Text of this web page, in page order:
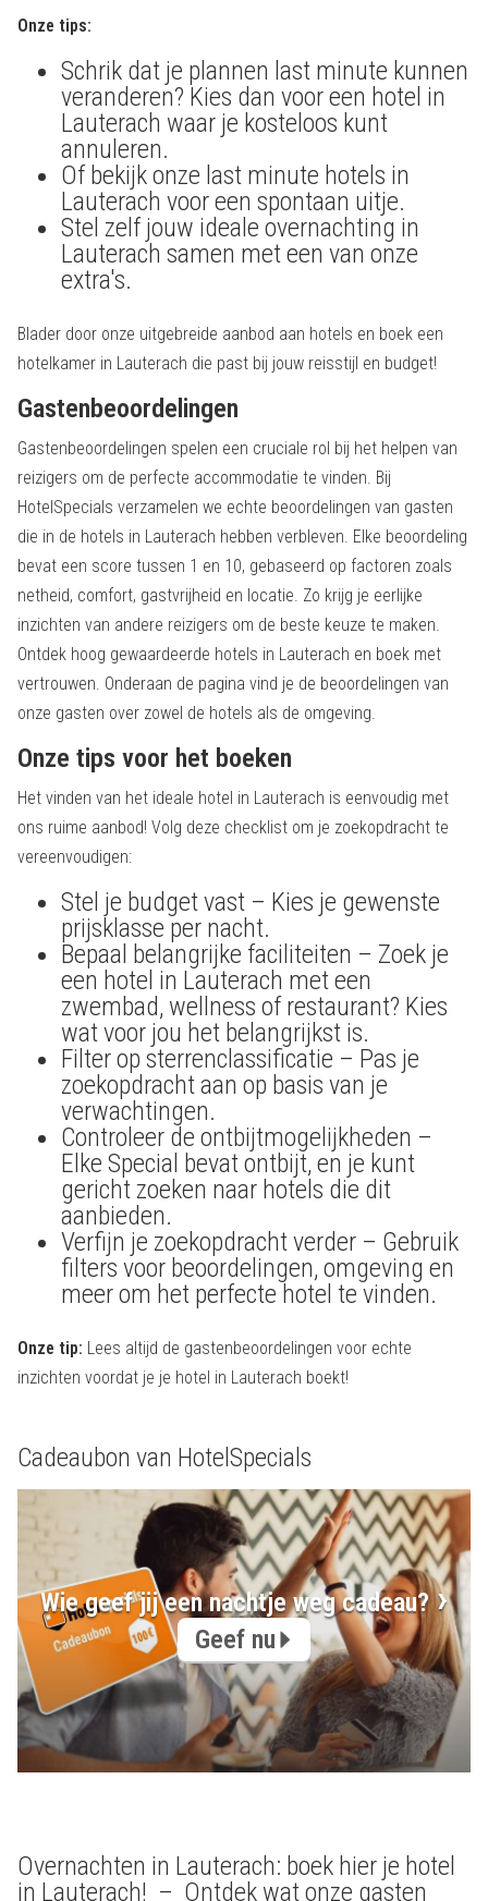
Onze tips:
Schrik dat je plannen last minute kunnen
veranderen? Kies dan voor een hotel in
Lauterach waar je kosteloos kunt
annuleren.
Of bekijk onze last minute hotels in
Lauterach voor een spontaan uitje.
Stel zelf jouw ideale overnachting in
Lauterach samen met een van onze
extra's.
Blader door onze uitgebreide aanbod aan hotels en boek een
hotelkamer in Lauterach die past bij jouw reisstijl en budget!
Gastenbeoordelingen
Gastenbeoordelingen spelen een cruciale rol bij het helpen van
reizigers om de perfecte accommodatie te vinden. Bij
HotelSpecials verzamelen we echte beoordelingen van gasten
die in de hotels in Lauterach hebben verbleven. Elke beoordeling
bevat een score tussen 1 en 10, gebaseerd op factoren zoals
netheid, comfort, gastvrijheid en locatie. Zo krijg je eerlijke
inzichten van andere reizigers om de beste keuze te maken.
Ontdek hoog gewaardeerde hotels in Lauterach en boek met
vertrouwen. Onderaan de pagina vind je de beoordelingen van
onze gasten over zowel de hotels als de omgeving.
Onze tips voor het boeken
Het vinden van het ideale hotel in Lauterach is eenvoudig met
ons ruime aanbod! Volg deze checklist om je zoekopdracht te
vereenvoudigen:
Stel je budget vast – Kies je gewenste
prijsklasse per nacht.
Bepaal belangrijke faciliteiten – Zoek je
een hotel in Lauterach met een
zwembad, wellness of restaurant? Kies
wat voor jou het belangrijkst is.
Filter op sterrenclassificatie – Pas je
zoekopdracht aan op basis van je
verwachtingen.
Controleer de ontbijtmogelijkheden –
Elke Special bevat ontbijt, en je kunt
gericht zoeken naar hotels die dit
aanbieden.
Verfijn je zoekopdracht verder – Gebruik
filters voor beoordelingen, omgeving en
meer om het perfecte hotel te vinden.
Onze tip: Lees altijd de gastenbeoordelingen voor echte
inzichten voordat je je hotel in Lauterach boekt!
Cadeaubon van HotelSpecials
Wie geef jij een nachtje weg cadeau?
Geef nu
Overnachten in Lauterach: boek hier je hotel
in Lauterach! – Ontdek wat onze gasten